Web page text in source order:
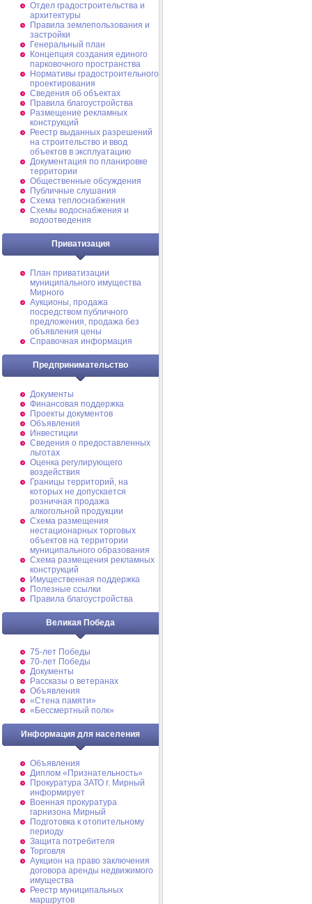
Отдел градостроительства и
архитектуры
Правила землепользования и
застройки
Генеральный план
Концепция создания единого
парковочного пространства
Нормативы градостроительного
проектирования
Сведения об объектах
Правила благоустройства
Размещение рекламных
конструкций
Реестр выданных разрешений
на строительство и ввод
объектов в эксплуатацию
Документация по планировке
территории
Общественные обсуждения
Публичные слушания
Схема теплоснабжения
Схемы водоснабжения и
водоотведения
Приватизация
План приватизации
муниципального имущества
Мирного
Аукционы, продажа
посредством публичного
предложения, продажа без
объявления цены
Справочная информация
Предпринимательство
Документы
Финансовая поддержка
Проекты документов
Объявления
Инвестиции
Сведения о предоставленных
льготах
Оценка регулирующего
воздействия
Границы территорий, на
которых не допускается
розничная продажа
алкогольной продукции
Схема размещения
нестационарных торговых
объектов на территории
муниципального образования
Схема размещения рекламных
конструкций
Имущественная поддержка
Полезные ссылки
Правила благоустройства
Великая Победа
75-лет Победы
70-лет Победы
Документы
Рассказы о ветеранах
Объявления
«Стена памяти»
«Бессмертный полк»
Информация для населения
Объявления
Диплом «Признательность»
Прокуратура ЗАТО г. Мирный
информирует
Военная прокуратура
гарнизона Мирный
Подготовка к отопительному
периоду
Защита потребителя
Торговля
Аукцион на право заключения
договора аренды недвижимого
имущества
Реестр муниципальных
маршрутов